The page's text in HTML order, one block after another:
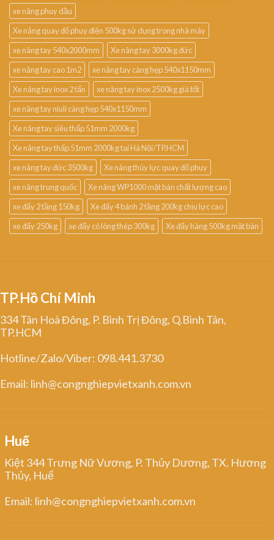
xe nâng phuy dầu
Xe nâng quay đổ phuy điện 500kg sử dụng trong nhà máy
xe nâng tay 540x2000mm
Xe nâng tay 3000kg đức
xe nâng tay cao 1m2
xe nâng tay càng hẹp 540x1150mm
Xe nâng tay inox 2 tấn
xe nâng tay inox 2500kg giá tốt
xe nâng tay niuli càng hẹp 540x1150mm
Xe nâng tay siêu thấp 51mm 2000kg
Xe nâng tay thấp 51mm 2000kg tại Hà Nội/TP.HCM
xe nâng tay đức 3500kg
Xe nâng thủy lực quay đổ phuy
xe nâng trung quốc
Xe nâng WP1000 mặt bàn chất lượng cao
xe đẩy 2 tầng 150kg
Xe đẩy 4 bánh 2 tầng 200kg chịu lực cao
xe đẩy 250kg
xe đẩy có lòng thép 300kg Xe đẩy hàng 500kg mặt bàn
TP.Hồ Chí Minh
334 Tân Hoà Đông, P. Bình Trị Đông, Q.Bình Tân,
TP.HCM
Hotline/Zalo/Viber: 098.441.3730
Email: linh@congnghiepvietxanh.com.vn
Huế
Kiệt 344 Trưng Nữ Vương, P. Thủy Dương, TX. Hương
Thủy, Huế
Email: linh@congnghiepvietxanh.com.vn